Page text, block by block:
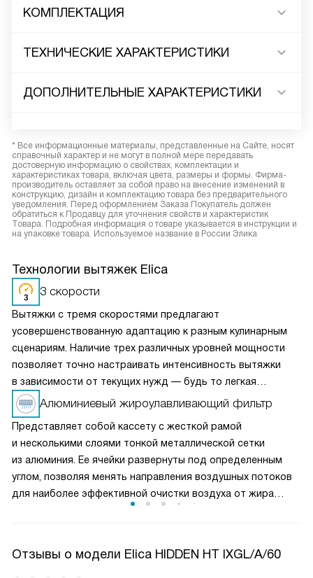
КОМПЛЕКТАЦИЯ
ТЕХНИЧЕСКИЕ ХАРАКТЕРИСТИКИ
ДОПОЛНИТЕЛЬНЫЕ ХАРАКТЕРИСТИКИ
* Все информационные материалы, представленные на Сайте, носят
справочный характер и не могут в полной мере передавать
достоверную информацию о свойствах, комплектации и
характеристиках товара, включая цвета, размеры и формы. Фирма-
производитель оставляет за собой право на внесение изменений в
конструкцию, дизайн и комплектацию товара без предварительного
уведомления. Перед оформлением Заказа Покупатель должен
обратиться к Продавцу для уточнения свойств и характеристик
Товара. Подробная информация о товаре указывается в инструкции и
на упаковке товара. Используемое название в России Элика
Технологии вытяжек Elica
3 скорости
Вытяжки с тремя скоростями предлагают
усовершенствованную адаптацию к разным кулинарным
сценариям. Наличие трех различных уровней мощности
позволяет точно настраивать интенсивность вытяжки
в зависимости от текущих нужд — будь то легкая
вентиляция при медленном приготовлении или мощное
удаление пара и запахов при интенсивной жарке. Это
делает вытяжку универсальным решением для любых
кулинарных задач и сохраняет воздух на кухне свежим
и чистым.
Алюминиевый жироулавливающий фильтр
Представляет собой кассету с жесткой рамой
и несколькими слоями тонкой металлической сетки
из алюминия. Ее ячейки развернуты под определенным
углом, позволяя менять направления воздушных потоков
для наиболее эффективной очистки воздуха от жира
Отзывы о модели Elica HIDDEN HT IXGL/A/60